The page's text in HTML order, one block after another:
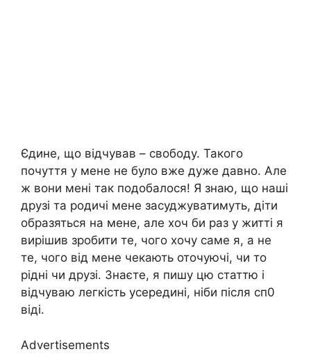
Єдине, що відчував – свободу. Такого
почуття у мене не було вже дуже давно. Але
ж вони мені так подобалося! Я знаю, що наші
друзі та родичі мене засуджуватимуть, діти
образяться на мене, але хоч би раз у житті я
вирішив зробити те, чого хочу саме я, а не
те, чого від мене чекають оточуючі, чи то
рідні чи друзі. Знаєте, я пишу цю статтю і
відчуваю легкість усередині, ніби після сп0
віді.
Advertisements